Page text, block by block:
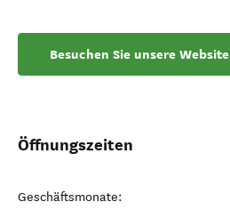
Besuchen Sie unsere Website
Öffnungszeiten
Geschäftsmonate: